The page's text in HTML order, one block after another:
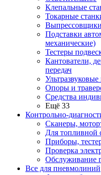
Клепальные
Токарные
Подставки
механические)
Тестеры
Кантователи,
передач
Опоры и
Средства
Ещё 33
Контрольно-
Сканеры,
Для топливной
Приборы,
Проверка
Обслуживание
Все для пневмолиний